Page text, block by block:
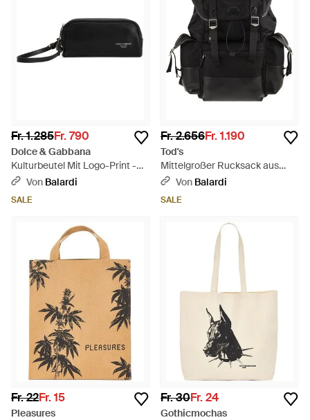
Fr. 1.285Fr. 790
Dolce & Gabbana
Kulturbeutel Mit Logo-Print -
Schwarz
Von Balardi
SALE
Fr. 2.656Fr. 1.190
Tod's
Mittelgroßer Rucksack aus
Stoff und Leder - Schwarz
Von Balardi
SALE
Fr. 22Fr. 15
Pleasures
Fr. 30Fr. 24
Gothicmochas